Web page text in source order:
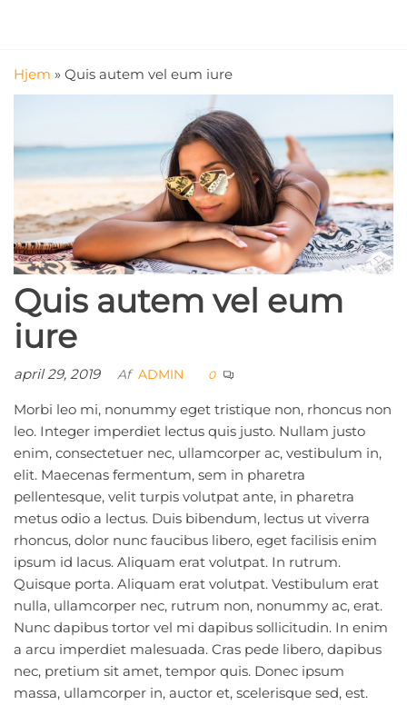
Rengøring
ApS
rene
løsninger
Hjem » Quis autem vel eum iure
Quis autem vel eum
iure
april 29, 2019 Af ADMIN 0
Morbi leo mi, nonummy eget tristique non, rhoncus non
leo. Integer imperdiet lectus quis justo. Nullam justo
enim, consectetuer nec, ullamcorper ac, vestibulum in,
elit. Maecenas fermentum, sem in pharetra
pellentesque, velit turpis volutpat ante, in pharetra
metus odio a lectus. Duis bibendum, lectus ut viverra
rhoncus, dolor nunc faucibus libero, eget facilisis enim
ipsum id lacus. Aliquam erat volutpat. In rutrum.
Quisque porta. Aliquam erat volutpat. Vestibulum erat
nulla, ullamcorper nec, rutrum non, nonummy ac, erat.
Nunc dapibus tortor vel mi dapibus sollicitudin. In enim
a arcu imperdiet malesuada. Cras pede libero, dapibus
nec, pretium sit amet, tempor quis. Donec ipsum
massa, ullamcorper in, auctor et, scelerisque sed, est.